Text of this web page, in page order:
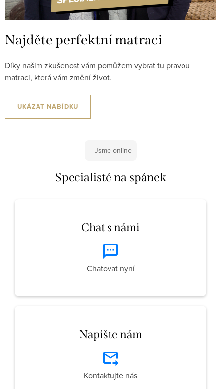
Najděte perfektní matraci
Díky našim zkušenost vám pomůžem vybrat tu pravou
matraci, která vám změní život.
UKÁZAT NABÍDKU
Jsme online
Specialisté na spánek
Chat s námi
Chatovat nyní
Napište nám
Kontaktujte nás